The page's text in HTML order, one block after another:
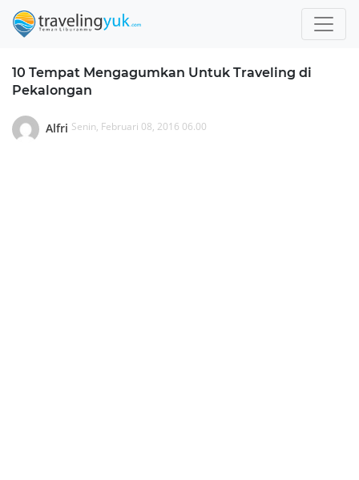
10 Tempat Mengagumkan Untuk Traveling di
Pekalongan
Alfri Senin, Februari 08, 2016 06.00